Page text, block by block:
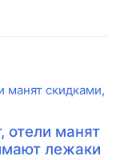
отели манят
лежаки